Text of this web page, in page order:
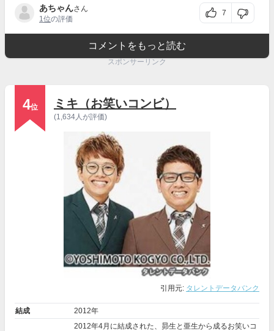
あちゃんさん
1位の評価
7
コメントをもっと読む
スポンサーリンク
4位 ミキ（お笑いコンビ）
(1,634人が評価)
引用元: タレントデータバンク
結成 2012年
2012年4月に結成された、昴生と亜生から成るお笑いコ